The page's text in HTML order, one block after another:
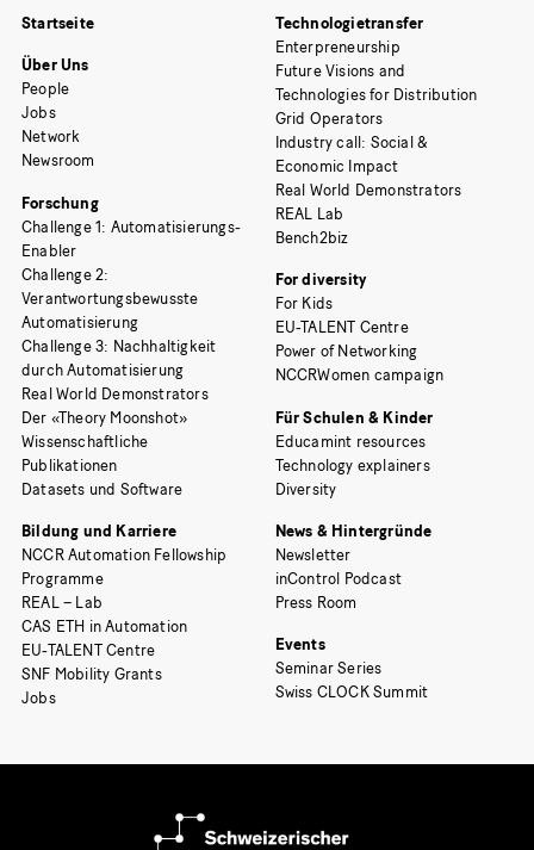
Startseite
Über Uns
People
Jobs
Network
Newsroom
Forschung
Challenge 1: Automatisierungs-
Enabler
Challenge 2:
Verantwortungsbewusste
Automatisierung
Challenge 3: Nachhaltigkeit
durch Automatisierung
Real World Demonstrators
Der «Theory Moonshot»
Wissenschaftliche
Publikationen
Datasets und Software
Bildung und Karriere
NCCR Automation Fellowship
Programme
REAL – Lab
CAS ETH in Automation
EU-TALENT Centre
SNF Mobility Grants
Jobs
Technologietransfer
Enterpreneurship
Future Visions and
Technologies for Distribution
Grid Operators
Industry call: Social &
Economic Impact
Real World Demonstrators
REAL Lab
Bench2biz
For diversity
For Kids
EU-TALENT Centre
Power of Networking
NCCRWomen campaign
Für Schulen & Kinder
Educamint resources
Technology explainers
Diversity
News & Hintergründe
Newsletter
inControl Podcast
Press Room
Events
Seminar Series
Swiss CLOCK Summit